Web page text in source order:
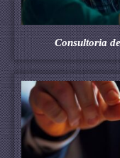
Consultoria